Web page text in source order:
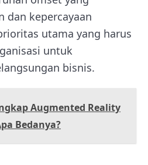
dan kepercayaan
utama yang harus
untuk
bisnis.
Augmented Reality
Bedanya?